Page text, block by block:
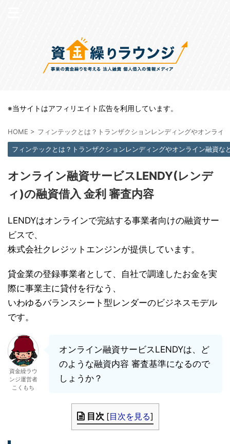
※当サイトはアフィリエイト広告を利用しています。
HOME > フィンテックとは？トランザクションレンディングやオンライ
フィンテックとは？トランザクションレンディングやオンライン融資な
オンライン融資サービスLENDY(レンデ
ィ)の融資借入 金利 審査内容
LENDYはオンラインで完結する事業者向けの融資サー
ビスで、
株式会社クレジットエンジンが提供しています。
貸金業の登録事業者として、自社で調達したお金を実
際に事業主に貸付を行なう、
いわゆるバランスシート型レンダーのビジネスモデル
です。
資金繰ラウ
ンジ運営者
こくもち
オンライン融資サービスLENDYは、ど
のような融資内容 審査基準になるので
しょうか？
目次 [目次を見る]